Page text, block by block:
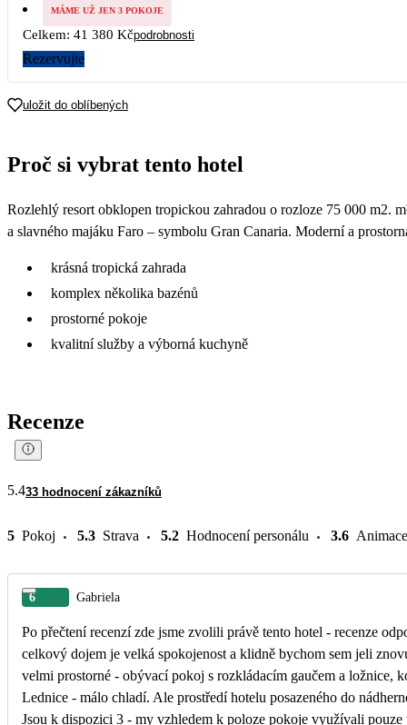
MÁME UŽ JEN 3 POKOJE
Celkem: 41 380 Kčpodrobnosti
Rezervujte
uložit do oblíbených
Proč si vybrat tento hotel
Rozlehlý resort obklopen tropickou zahradou o rozloze 75 000 m2.
a slavného majáku Faro – symbolu Gran Canaria. Moderní a
krásná tropická zahrada
komplex několika bazénů
prostorné pokoje
kvalitní služby a výborná kuchyně
Recenze
5.433 hodnocení zákazníků
5 Pokoj 5.3 Strava 5.2 Hodnocení personálu 3.6 Animace
6 Gabriela
Po přečtení recenzí zde jsme zvolili právě tento hotel - recenze
celkový dojem je velká spokojenost a klidně bychom sem jeli
velmi prostorné - obývací pokoj s rozkládacím gaučem a ložnice,
Lednice - málo chladí. Ale prostředí hotelu posazeného do
Jsou k dispozici 3 - my vzhledem k poloze pokoje využívali